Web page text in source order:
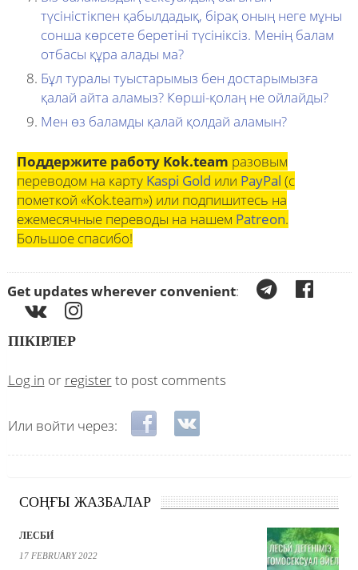
түсіністікпен қабылдадық, бірақ оның неге мұны
сонша көрсете беретіні түсініксіз. Менің балам
отбасы құра алады ма?
Бұл туралы туыстарымыз бен достарымызға
қалай айта аламыз? Көрші-қолаң не ойлайды?
Мен өз баламды қалай қолдай аламын?
Поддержите работу Kok.team разовым
переводом на карту Kaspi Gold или PayPal (с
пометкой «Kok.team») или подпишитесь на
ежемесячные переводы на нашем Patreon.
Большое спасибо!
Get updates wherever convenient:
ПІКІРЛЕР
Log in or registerto post comments
Или войти через: Login with Facebook
Login with VKontakte
СОҢҒЫ ЖАЗБАЛАР
ЛЕСБИ́
17 FEBRUARY 2022